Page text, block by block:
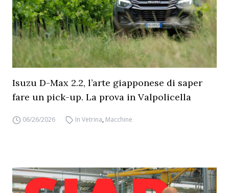
Isuzu D-Max 2.2, l’arte giapponese di saper
fare un pick-up. La prova in Valpolicella
06/26/2026 In Vetrina, Macchine